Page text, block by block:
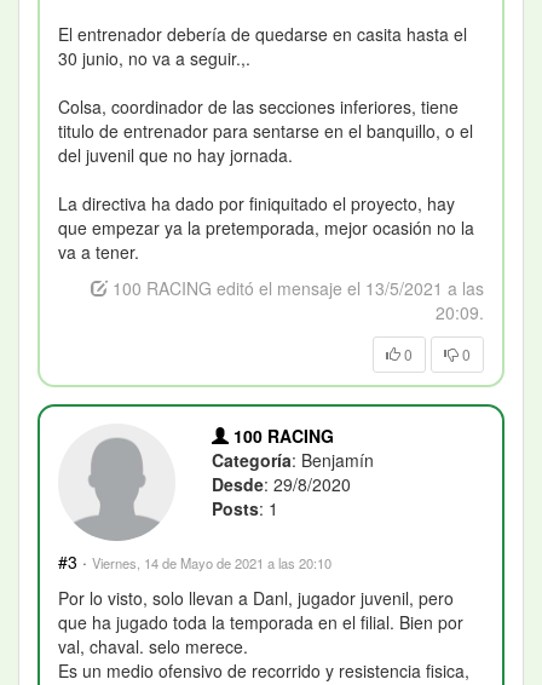
El entrenador debería de quedarse en casita hasta el
30 junio, no va a seguir.,.
Colsa, coordinador de las secciones inferiores, tiene
titulo de entrenador para sentarse en el banquillo, o el
del juvenil que no hay jornada.
La directiva ha dado por finiquitado el proyecto, hay
que empezar ya la pretemporada, mejor ocasión no la
va a tener.
100 RACING editó el mensaje el 13/5/2021 a las
20:09.
0 0
100 RACING
Categoría: Benjamín
Desde: 29/8/2020
Posts: 1
#3 · Viernes, 14 de Mayo de 2021 a las 20:10
Por lo visto, solo llevan a Danl, jugador juvenil, pero
que ha jugado toda la temporada en el filial. Bien por
val, chaval. selo merece.
Es un medio ofensivo de recorrido y resistencia fisica,